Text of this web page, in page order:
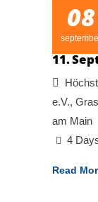
08
1.
11.
e.V.,
am Main
4
Read